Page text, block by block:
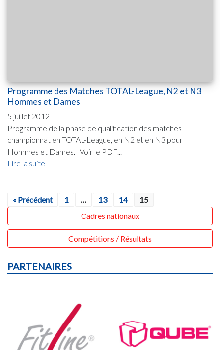
Programme des Matches TOTAL-League, N2 et N3
Hommes et Dames
5 juillet 2012
Programme de la phase de qualification des matches
championnat en TOTAL-League, en N2 et en N3 pour
Hommes et Dames. Voir le PDF...
Lire la suite
« Précédent 1 … 13 14
15
Cadres nationaux
Compétitions / Résultats
PARTENAIRES